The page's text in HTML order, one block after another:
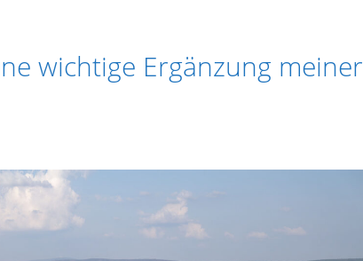
wichtige Ergänzung meiner